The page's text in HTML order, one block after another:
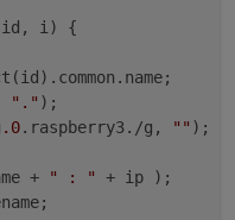
i)
{
"." );
.0.raspberry3./g, "" );
+ " : "
+ ip );